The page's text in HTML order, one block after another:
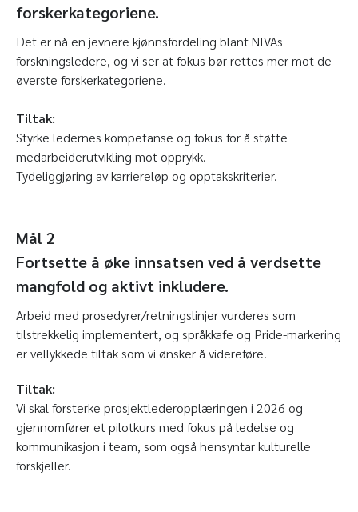
forskerkategoriene.
Det er nå en jevnere kjønnsfordeling blant NIVAs
forskningsledere, og vi ser at fokus bør rettes mer mot de
øverste forskerkategoriene.
Tiltak:
Styrke ledernes kompetanse og fokus for å støtte
medarbeiderutvikling mot opprykk.
Tydeliggjøring av karriereløp og opptakskriterier.
Mål 2
Fortsette å øke innsatsen ved å verdsette
mangfold og aktivt inkludere.
Arbeid med prosedyrer/retningslinjer vurderes som
tilstrekkelig implementert, og språkkafe og Pride-markering
er vellykkede tiltak som vi ønsker å videreføre.
Tiltak:
Vi skal forsterke prosjektlederopplæringen i 2026 og
gjennomfører et pilotkurs med fokus på ledelse og
kommunikasjon i team, som også hensyntar kulturelle
forskjeller.